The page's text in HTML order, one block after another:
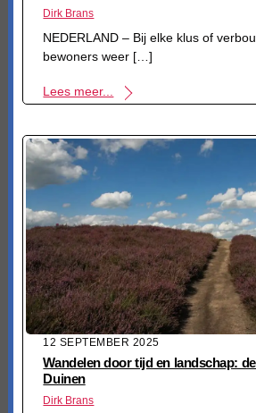
Dirk Brans
NEDERLAND – Bij elke klus of
bewoners weer […]
Lees meer...
12 SEPTEMBER 2025
Wandelen door tijd en landschap:
Duinen
Dirk Brans